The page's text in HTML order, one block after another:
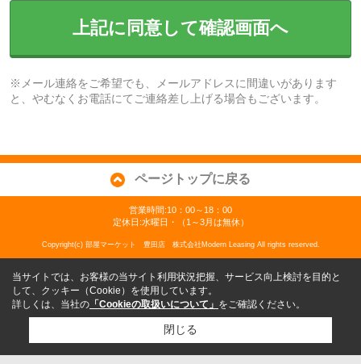
上記に同意して確認画面へ
※メール連絡をご希望でも、メールアドレスに間違いがあります
と、やむなくお電話にてご連絡差し上げる場合もございます。
ページトップに戻る
営業時間:10：00～18：00
定休日:水曜日・（1～3月は無休）
Copyright(c) 部屋マーケット 豊田店 株式会社Modern Leasing All rights reserved.
当サイトでは、お客様の当サイト利用状況把握、サービス向上検討を目的と
して、クッキー（Cookie）を使用しています。
詳しくは、当社の 「Cookieの取扱いについて」 をご確認ください。
閉じる